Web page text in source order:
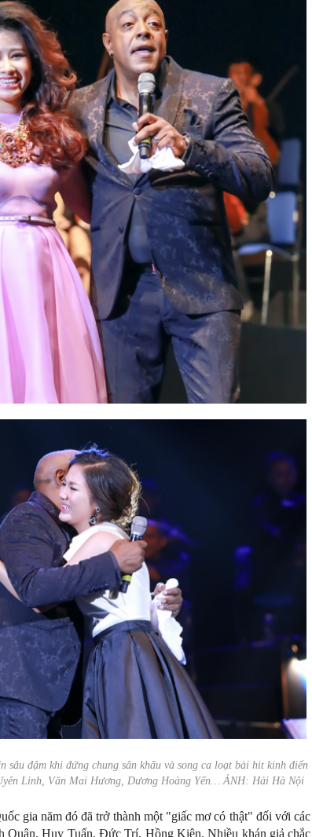
sâu đậm khi đứng chung sân khấu và song ca loạt bài hit kinh điển
Linh, Văn Mai Hương, Dương Hoàng Yến… ẢNH: Hải Hà Nội
gia năm đó đã trở thành một "giấc mơ có thật" đối với các
Quân, Huy Tuấn, Đức Trí, Hồng Kiên. Nhiều khán giả chắc